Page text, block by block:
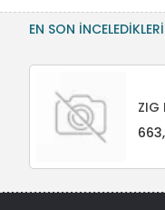
EN SON